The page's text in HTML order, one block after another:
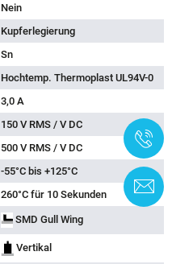
Nein
Kupferlegierung
Sn
Hochtemp. Thermoplast UL94V-0
3,0 A
150 V RMS / V DC
500 V RMS / V DC
-55°C bis +125°C
260°C für 10 Sekunden
SMD Gull Wing
Vertikal